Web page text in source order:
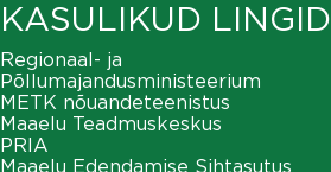
KASULIKUD LINGID
Regionaal- ja
Põllumajandusministeerium
METK nõuandeteenistus
Maaelu Teadmuskeskus
PRIA
Maaelu Edendamise Sihtasutus